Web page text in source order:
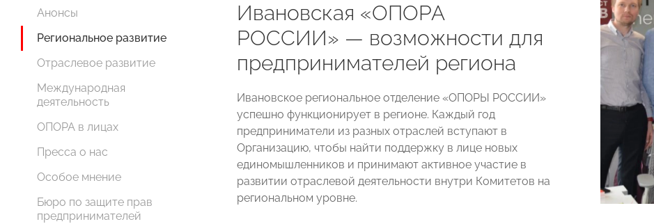
Анонсы
Региональное развитие
Отраслевое развитие
Международная
деятельность
ОПОРА в лицах
Пресса о нас
Особое мнение
Бюро по защите прав
предпринимателей
Ивановская «ОПОРА
РОССИИ» — возможности для
предпринимателей региона
Ивановское региональное отделение «ОПОРЫ РОССИИ»
успешно функционирует в регионе. Каждый год
предприниматели из разных отраслей вступают в
Организацию, чтобы найти поддержку в лице новых
единомышленников и принимают активное участие в
развитии отраслевой деятельности внутри Комитетов на
региональном уровне.